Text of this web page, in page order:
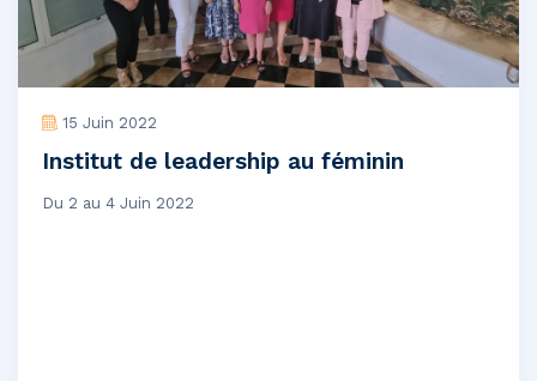
15 Juin 2022
Institut de leadership au féminin
Du 2 au 4 Juin 2022